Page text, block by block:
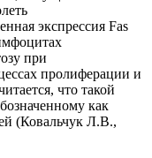
экспрессия Fas
при
пролиферации и
что такой
как
(Ковальчук Л.В.,